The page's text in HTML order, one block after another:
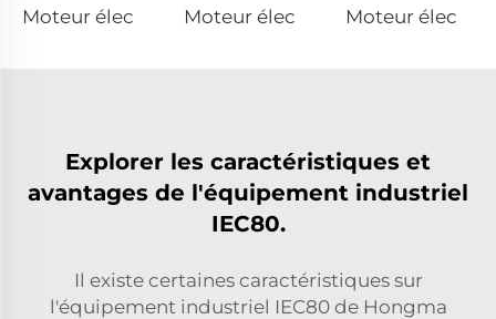
Explorer les caractéristiques et
avantages de l'équipement industriel
IEC80.
Il existe certaines caractéristiques sur
l'équipement industriel IEC80 de Hongma